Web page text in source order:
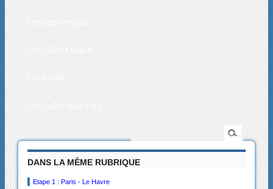
Les statistiques
Les villes étapes
L’actualité
Les collectionneurs
DANS LA MÊME RUBRIQUE
Etape 1 : Paris - Le Havre